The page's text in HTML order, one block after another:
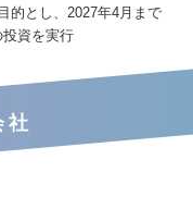
的とし、2027年4月まで
資を実行
社